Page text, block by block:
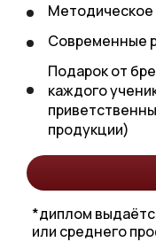
*диплом
или среднего
Подарок от
каждого
продукции)
Современные
Методическое